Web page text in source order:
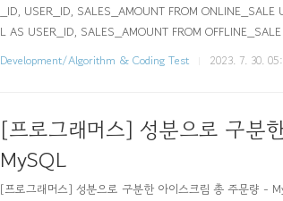
_ID, USER_ID, SALES_AMOUNT FROM
L AS USER_ID, SALES_AMOUNT FROM
Y SALES_DATE, PRODUCT_ID, USER_ID; https://
Development/Algorithm & Coding Test 2023. 7. 30.
[프로그래머스] 성분으로 구분
MySQL
[프로그래머스] 성분으로 구분한 아이스크림 총 주문량 -